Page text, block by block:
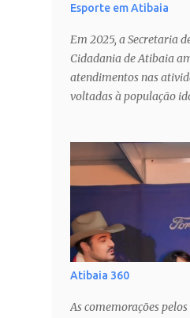
Esporte em Atibaia
Em 2025, a Secretaria
Cidadania de Atibaia
atendimentos nas
voltadas à população
resultados. Uma
esporte como política
saúde e cidadania em
Atibaia 360
As comemorações